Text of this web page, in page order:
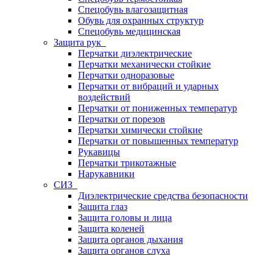
Спецобувь влагозащитная
Обувь для охранных структур
Спецобувь медицинская
Защита рук
Перчатки диэлектрические
Перчатки механически стойкие
Перчатки одноразовые
Перчатки от вибраций и ударных
воздействий
Перчатки от пониженных температур
Перчатки от порезов
Перчатки химически стойкие
Перчатки от повышенных температур
Рукавицы
Перчатки трикотажные
Нарукавники
СИЗ
Диэлектрические средства безопасности
Защита глаз
Защита головы и лица
Защита коленей
Защита органов дыхания
Защита органов слуха